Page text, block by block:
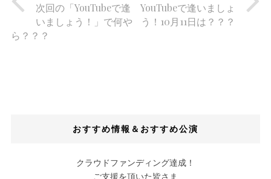
次回の「YouTubeで逢
いましょう！」で何や
ら？？？
YouTubeで逢いましょ
う！10月11日は？？？
おすすめ情報＆おすすめ公演
クラウドファンディング達成！
ご支援を頂いた皆さま